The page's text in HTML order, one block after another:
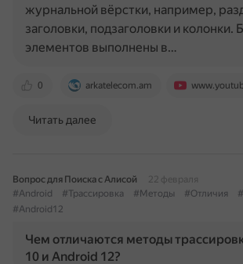
0 arkatelecom.am
журнальной вёрстки, например,
заголовки, подзаголовки и колонки.
элементов выполнены в…
Читать далее
Вопрос для Поиска с Алисой
22 февраля
#Android
#Трассировка #Методы #Отличия
#Android12
Чем отличаются методы
10 и Android 12?